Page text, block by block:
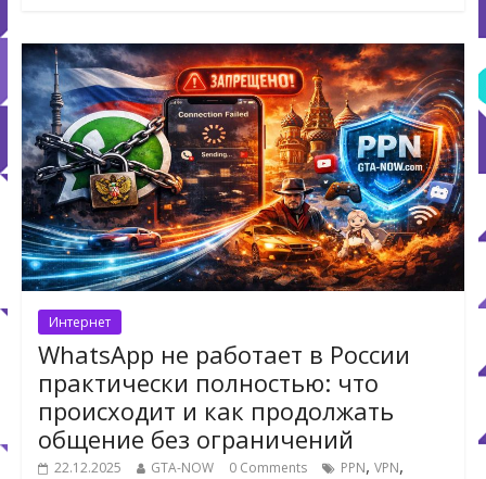
Интернет
WhatsApp не работает в России
практически полностью: что
происходит и как продолжать
общение без ограничений
22.12.2025 GTA-NOW 0 Comments PPN, VPN,